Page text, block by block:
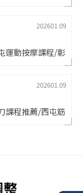
202601.09
運動按摩課程/彰
202601.09
課程推薦/西屯筋